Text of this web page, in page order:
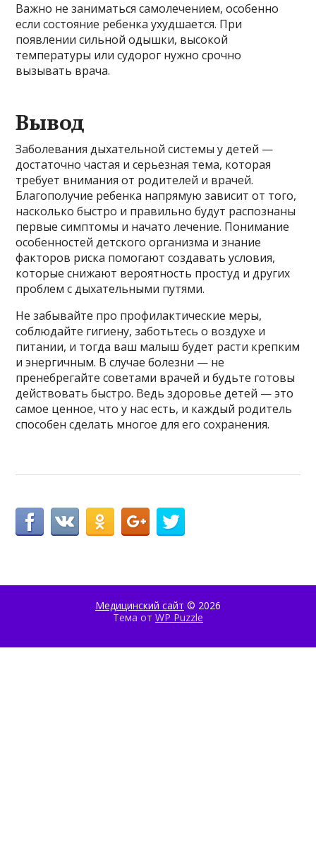
Важно не заниматься самолечением, особенно
если состояние ребенка ухудшается. При
появлении сильной одышки, высокой
температуры или судорог нужно срочно
вызывать врача.
Вывод
Заболевания дыхательной системы у детей —
достаточно частая и серьезная тема, которая
требует внимания от родителей и врачей.
Благополучие ребенка напрямую зависит от того,
насколько быстро и правильно будут распознаны
первые симптомы и начато лечение. Понимание
особенностей детского организма и знание
факторов риска помогают создавать условия,
которые снижают вероятность простуд и других
проблем с дыхательными путями.
Не забывайте про профилактические меры,
соблюдайте гигиену, заботьтесь о воздухе и
питании, и тогда ваш малыш будет расти крепким
и энергичным. В случае болезни — не
пренебрегайте советами врачей и будьте готовы
действовать быстро. Ведь здоровье детей — это
самое ценное, что у нас есть, и каждый родитель
способен сделать многое для его сохранения.
Медицинский сайт © 2026
Тема от WP Puzzle